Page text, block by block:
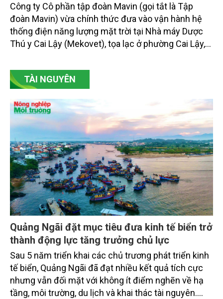
Công ty Cô phần tập đoàn Mavin (gọi tắt là Tập
đoàn Mavin) vừa chính thức đưa vào vận hành hệ
thống điện năng lượng mặt trời tại Nhà máy Dược
Thú y Cai Lậy (Mekovet), tọa lạc ở phường Cai Lậy,
TÀI NGUYÊN
Quảng Ngãi đặt mục tiêu đưa kinh tế biển trở
thành động lực tăng trưởng chủ lực
Sau 5 năm triển khai các chủ trương phát triển kinh
tế biển, Quảng Ngãi đã đạt nhiều kết quả tích cực
nhưng vẫn đối mặt với không ít điểm nghẽn về hạ
tầng, môi trường, du lịch và khai thác tài nguyên.